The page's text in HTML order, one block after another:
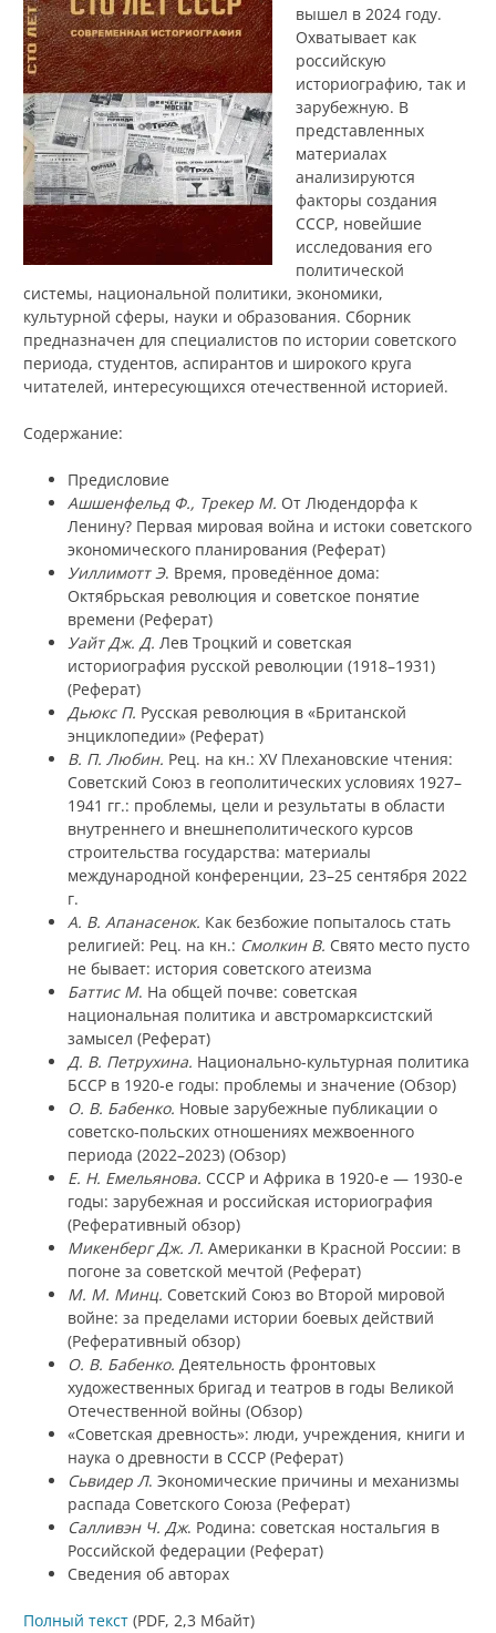
вышел в 2024 году.
Охватывает как
российскую
историографию, так и
зарубежную. В
представленных
материалах
анализируются
факторы создания
СССР, новейшие
исследования его
политической
системы, национальной политики, экономики,
культурной сферы, науки и образования. Сборник
предназначен для специалистов по истории советского
периода, студентов, аспирантов и широкого круга
читателей, интересующихся отечественной историей.
Содержание:
Предисловие
Ашшенфельд Ф., Трекер М. От Людендорфа к
Ленину? Первая мировая война и истоки советского
экономического планирования (Реферат)
Уиллимотт Э. Время, проведённое дома:
Октябрьская революция и советское понятие
времени (Реферат)
Уайт Дж. Д. Лев Троцкий и советская
историография русской революции (1918–1931)
(Реферат)
Дьюкс П. Русская революция в «Британской
энциклопедии» (Реферат)
В. П. Любин. Рец. на кн.: XV Плехановские чтения:
Советский Союз в геополитических условиях 1927–
1941 гг.: проблемы, цели и результаты в области
внутреннего и внешнеполитического курсов
строительства государства: материалы
международной конференции, 23–25 сентября 2022
г.
А. В. Апанасенок. Как безбожие попыталось стать
религией: Рец. на кн.: Смолкин В. Свято место пусто
не бывает: история советского атеизма
Баттис М. На общей почве: советская
национальная политика и австромарксистский
замысел (Реферат)
Д. В. Петрухина. Национально-культурная политика
БССР в 1920‑е годы: проблемы и значение (Обзор)
О. В. Бабенко. Новые зарубежные публикации о
советско-польских отношениях межвоенного
периода (2022–2023) (Обзор)
Е. Н. Емельянова. СССР и Африка в 1920‑е — 1930‑е
годы: зарубежная и российская историография
(Реферативный обзор)
Микенберг Дж. Л. Американки в Красной России: в
погоне за советской мечтой (Реферат)
М. М. Минц. Советский Союз во Второй мировой
войне: за пределами истории боевых действий
(Реферативный обзор)
О. В. Бабенко. Деятельность фронтовых
художественных бригад и театров в годы Великой
Отечественной войны (Обзор)
«Советская древность»: люди, учреждения, книги и
наука о древности в СССР (Реферат)
Сьвидер Л. Экономические причины и механизмы
распада Советского Союза (Реферат)
Салливэн Ч. Дж. Родина: советская ностальгия в
Российской федерации (Реферат)
Сведения об авторах
Полный текст (PDF, 2,3 Мбайт)